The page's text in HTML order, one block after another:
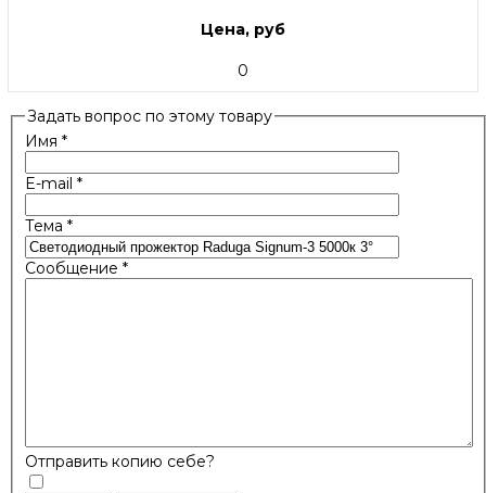
Цена, руб
0
Задать вопрос по этому товару
Имя *
E-mail *
Тема *
Сообщение *
Отправить копию себе?